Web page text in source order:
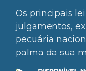
Os principais
julgamentos,
pecuária
palma da sua